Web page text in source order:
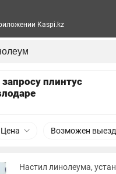
плинтус
Цена Возможен выезд
Kaspi.kz